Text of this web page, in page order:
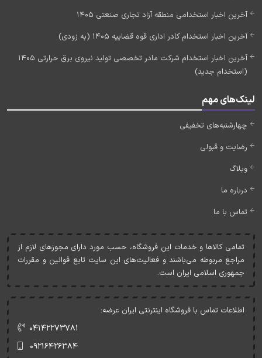
آخرین اخبار استخدامی منطقه آزاد تجاری صنعتی 1405
آخرین اخبار استخدام کادر اداری قوه قضاییه 1405 (به زودی)
آخرین اخبار استخدام شرکت مادر تخصصی تولید نیروی برق حرارتی 1405
(استخدام جدید)
لینک‌های مهم
چهارشنبه‌های تخفیفی
رضایت و قبولی
وبلاگ
درباره ما
تماس با ما
تمامی کالاها و خدمات اين فروشگاه، حسب مورد دارای مجوزهای لازم از
مراجع مربوطه می‌باشند و فعاليت‌های اين سايت تابع قوانين و مقررات
جمهوری اسلامی ايران است.
اطلاعات تماس با فروشگاه اینترنتی ایران عرضه:
۰۴۱۴۲۲۷۳۷۸۱
۰۹۲۱۶۴۲۶۳۸۴